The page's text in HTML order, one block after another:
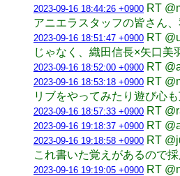
2023-09-16 18:44:26 +0900 RT
アニエラスタッフの皆さん
2023-09-16 18:51:47 +0900 RT
じゃなく、織田信長×矢口
2023-09-16 18:52:00 +0900 RT
2023-09-16 18:53:18 +0900 RT
リブをやってみたり遊び心
2023-09-16 18:57:33 +0900 RT
2023-09-16 19:18:37 +0900 RT
2023-09-16 19:18:58 +0900 RT
これ書いた覚えがあるので
2023-09-16 19:19:05 +0900 RT